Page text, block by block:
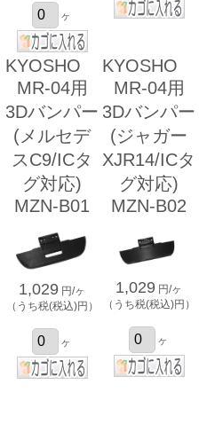
ヶ
KYOSHO
MR-04用
3Dバンパー
(メルセデ
スC9/ICタ
グ対応)
MZN-B01
1,029 円/ヶ
（うち税(税込)円）
ヶ
KYOSHO
MR-04用
3Dバンパー
(ジャガー
XJR14/ICタ
グ対応)
MZN-B02
1,029 円/ヶ
（うち税(税込)円）
ヶ